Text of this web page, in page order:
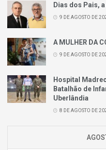
Dias dos Pais,
9 DE AGOSTO DE
A MULHER DA
9 DE AGOSTO DE
Hospital
Batalhão de
Uberlândia
8 DE AGOSTO DE